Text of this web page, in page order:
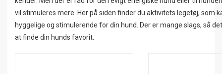
vil stimuleres mere. Her på siden finder du aktivitets legetøj, som
hyggelige og stimulerende for din hund. Der er mange slags, så
at finde din hunds favorit.